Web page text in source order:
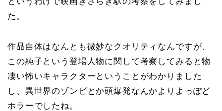
た。
作品自体はなんとも微妙なクオリティなんですが、
この純子という登場人物に関して考察してみると物
凄い怖いキャラクターということがわかりました
し、異世界のゾンビとか頭爆発なんかよりよっぽど
ホラーでしたね。